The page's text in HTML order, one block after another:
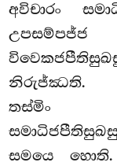
අවිචාරං
නිරුජ්ඣති.
සමයෙ